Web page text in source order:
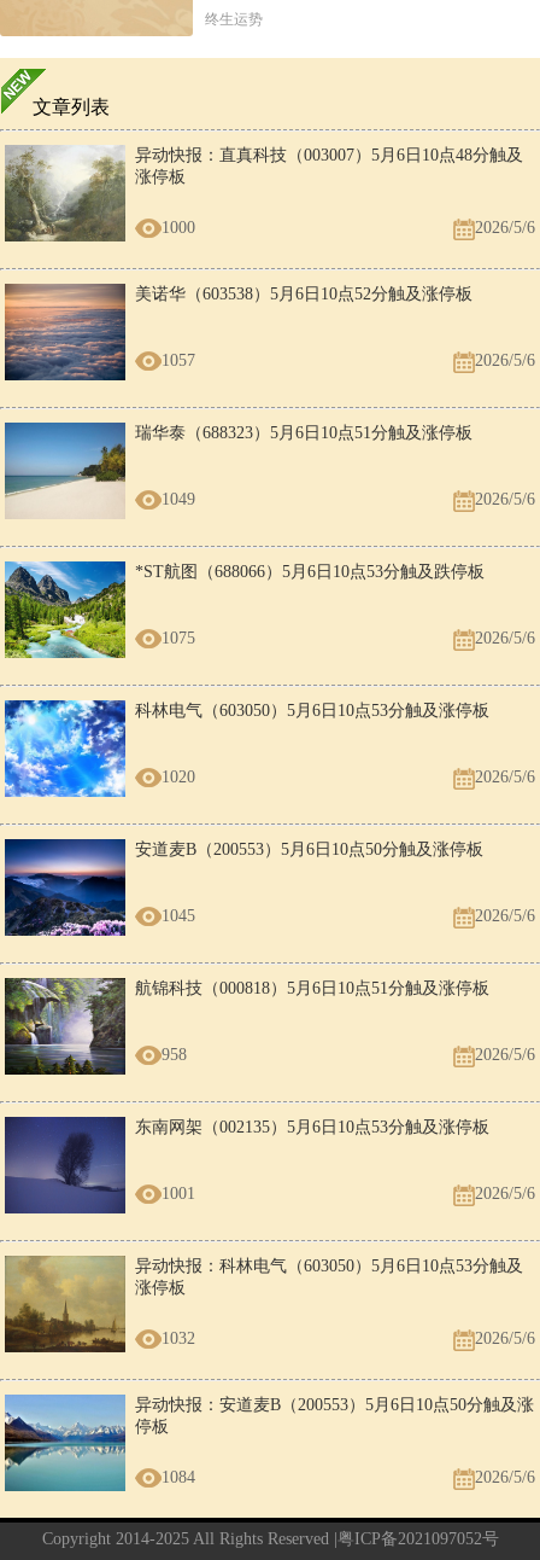
终生运势
文章列表
异动快报：直真科技（003007）5月6日10点48分触及
涨停板
1000 2026/5/6
美诺华（603538）5月6日10点52分触及涨停板
1057 2026/5/6
瑞华泰（688323）5月6日10点51分触及涨停板
1049 2026/5/6
*ST航图（688066）5月6日10点53分触及跌停板
1075 2026/5/6
科林电气（603050）5月6日10点53分触及涨停板
1020 2026/5/6
安道麦B（200553）5月6日10点50分触及涨停板
1045 2026/5/6
航锦科技（000818）5月6日10点51分触及涨停板
958 2026/5/6
东南网架（002135）5月6日10点53分触及涨停板
1001 2026/5/6
异动快报：科林电气（603050）5月6日10点53分触及
涨停板
1032 2026/5/6
异动快报：安道麦B（200553）5月6日10点50分触及涨
停板
1084 2026/5/6
Copyright 2014-2025 All Rights Reserved |粤ICP备2021097052号